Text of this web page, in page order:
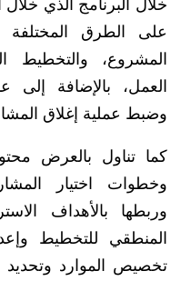
على الطرق المختلفة
المشروع، والتخطيط
العمل، بالإضافة إلى
وضبط عملية إغلاق
كما تناول بالعرض
وخطوات اختيار
وربطها بالأهداف
المنطقي للتخطيط
تخصيص الموارد وتحديد